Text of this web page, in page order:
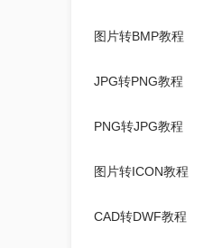
图片转BMP教程
JPG转PNG教程
PNG转JPG教程
图片转ICON教程
CAD转DWF教程